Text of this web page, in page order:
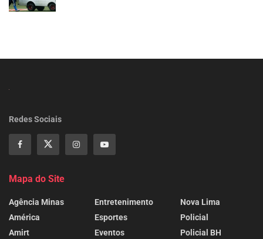
Redes Sociais
Mapa do Site
Agência Minas
América
Amirt
Entretenimento
Esportes
Eventos
Nova Lima
Policial
Policial BH